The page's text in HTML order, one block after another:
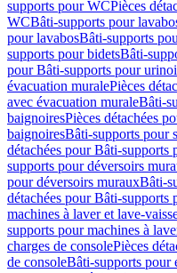
supports pour WCPièces
WCBâti-supports pour
pour lavabosBâti-supports
supports pour bidetsBâti-
pour Bâti-supports pour
évacuation muralePièces
avec évacuation muraleBâti-
baignoiresPièces détachées
baignoiresBâti-supports pour
détachées pour Bâti-supports
supports pour déversoirs
pour déversoirs murauxBâti-
détachées pour Bâti-supports
machines à laver et lave-
supports pour machines à
charges de consolePièces
de consoleBâti-supports pour